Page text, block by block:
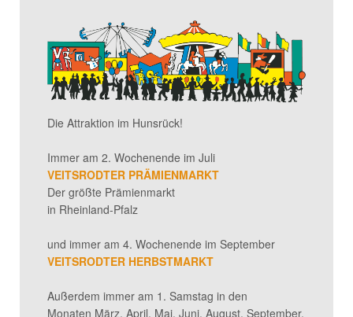
Die Attraktion im Hunsrück!
Immer am 2. Wochenende im Juli
VEITSRODTER PRÄMIENMARKT
Der größte Prämienmarkt
in Rheinland-Pfalz
und immer am 4. Wochenende im September
VEITSRODTER HERBSTMARKT
Außerdem immer am 1. Samstag in den
Monaten März, April, Mai, Juni, August, September,